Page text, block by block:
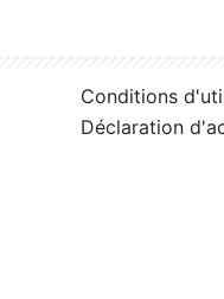
Conditions
Déclaration